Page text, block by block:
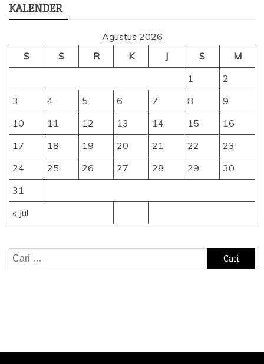
KALENDER
Agustus 2026
S
S R K J S M
« Jul
1
2
3
4 5 6 7 8
9
10
11 12 13 14 15
16
17
18 19 20 21 22
23
24
25 26 27 28 29
30
31
Cari
untuk: